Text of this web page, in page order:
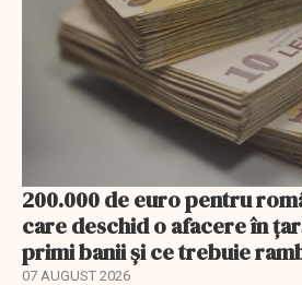
200.000 de euro pentru
care deschid o afacere în
primi banii și ce trebuie
07 AUGUST 2026